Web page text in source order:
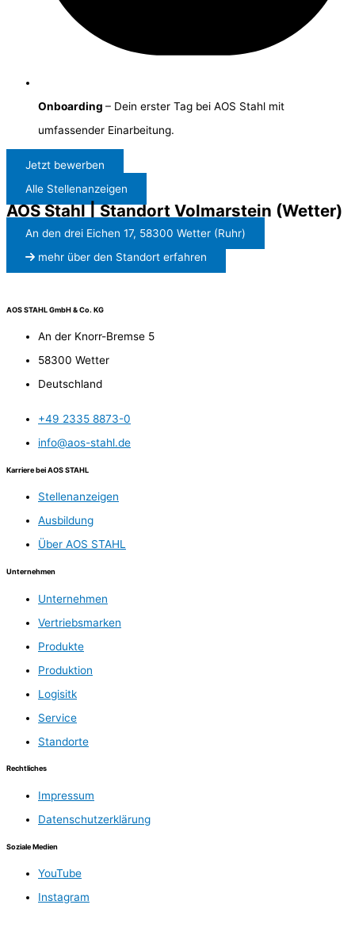
Onboarding – Dein erster Tag bei AOS Stahl mit
umfassender Einarbeitung.
Jetzt bewerben
Alle Stellenanzeigen
AOS Stahl | Standort Volmarstein (Wetter)
An den drei Eichen 17, 58300 Wetter (Ruhr)
mehr über den Standort erfahren
AOS STAHL GmbH & Co. KG
An der Knorr-Bremse 5
58300 Wetter
Deutschland
+49 2335 8873-0
info@aos-stahl.de
Karriere bei AOS STAHL
Stellenanzeigen
Ausbildung
Über AOS STAHL
Unternehmen
Unternehmen
Vertriebsmarken
Produkte
Produktion
Logisitk
Service
Standorte
Rechtliches
Impressum
Datenschutzerklärung
Soziale Medien
YouTube
Instagram